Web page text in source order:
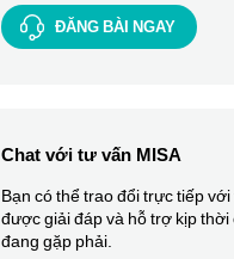
ĐĂNG BÀI NGAY
Chat với tư vấn MISA
Bạn có thể trao đổi trực tiếp
được giải đáp và hỗ trợ kịp
đang gặp phải.